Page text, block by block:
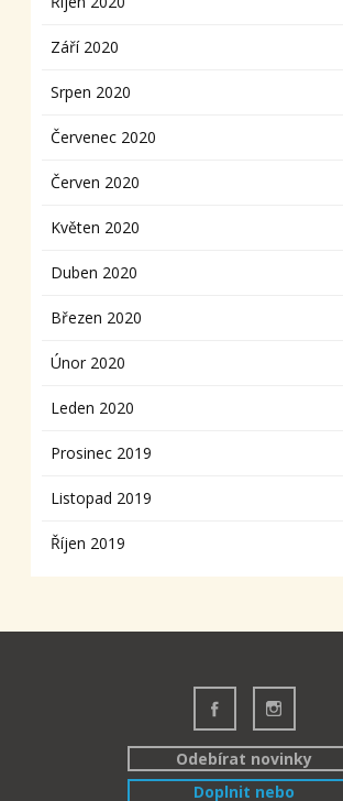
Září 2020
Srpen 2020
Červenec 2020
Červen 2020
Květen 2020
Duben 2020
Březen 2020
Únor 2020
Leden 2020
Prosinec 2019
Listopad 2019
Říjen 2019
Odebírat novinky
Doplnit nebo